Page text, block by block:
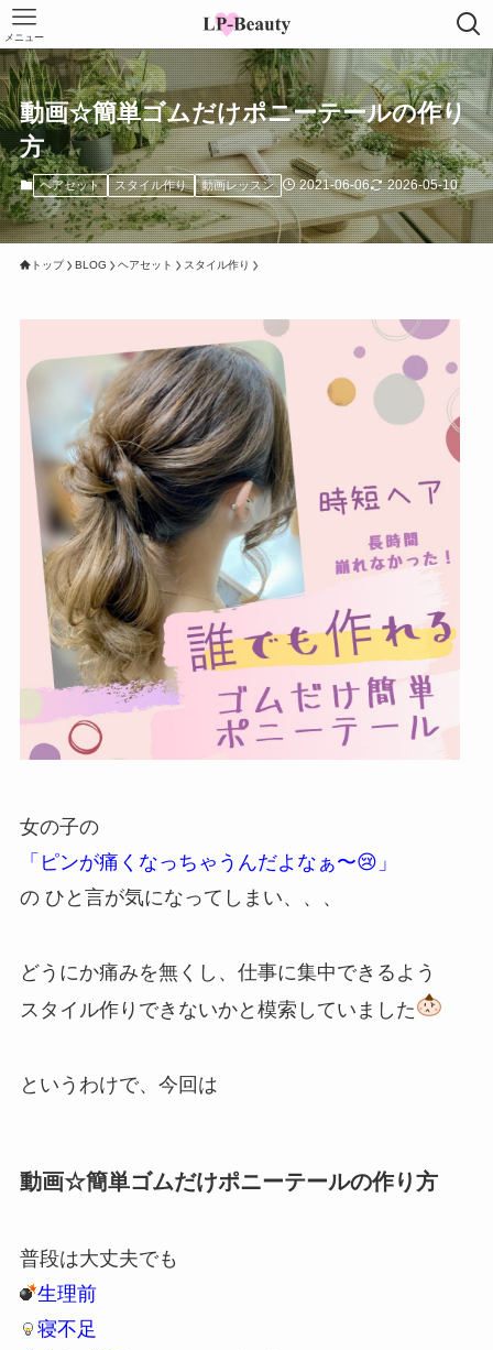
メニュー
動画☆簡単ゴムだけポニーテールの作り
方
ヘアセット スタイル作り 動画レッスン 2021-06-06 2026-05-10
トップ BLOG ヘアセット スタイル作り
女の子の
「ピンが痛くなっちゃうんだよなぁ〜😢」
の ひと言が気になってしまい、、、
どうにか痛みを無くし、仕事に集中できるよう
スタイル作りできないかと模索していました
というわけで、今回は
動画☆簡単ゴムだけポニーテールの作り方
普段は大丈夫でも
生理前
寝不足